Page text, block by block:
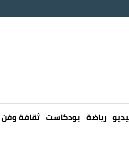
رياضة بودكاست ثقافة وفن